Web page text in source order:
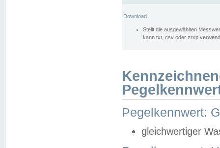
Download
Stellt die ausgewählten
kann txt, csv oder zrxp
Pegelkennwert:
gleichwertiger